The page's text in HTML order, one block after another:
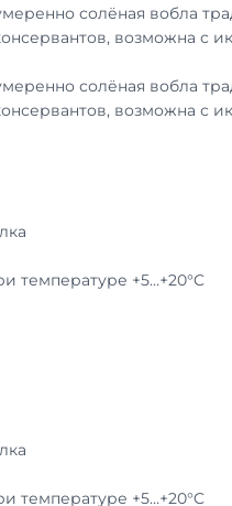
солёная вобла
возможна с
солёная вобла
возможна с
температуре +5…+20°C
температуре +5…+20°C